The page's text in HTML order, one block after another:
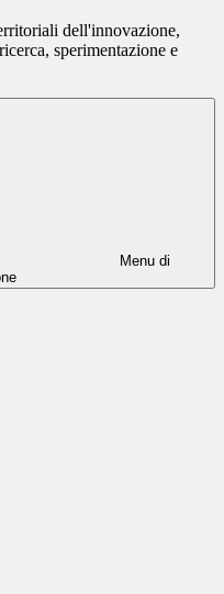
dell'innovazione,
sperimentazione e
Menu di